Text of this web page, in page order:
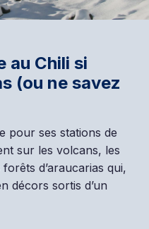
au Chili si
(ou ne savez
pour ses stations de
sur les volcans, les
d’araucarias qui,
décors sortis d’un